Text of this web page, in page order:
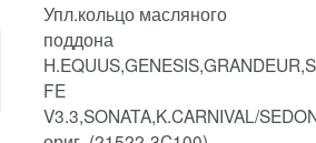
Упл.кольцо масляного
поддона
FE
V3.3,SONATA,K.CARNIVAL/